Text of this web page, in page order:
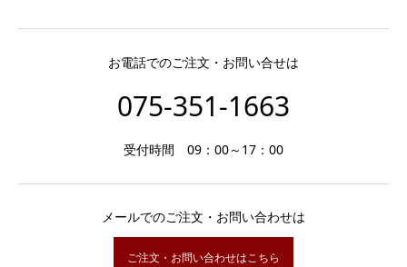
お電話でのご注文・お問い合せは
075-351-1663
受付時間 09：00～17：00
メールでのご注文・お問い合わせは
ご注文・お問い合わせはこちら